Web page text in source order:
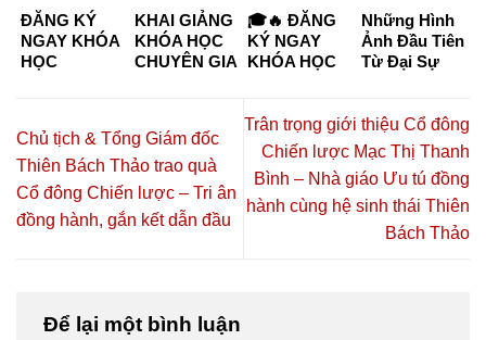
ĐĂNG KÝ
NGAY KHÓA
HỌC
K6 & K7
KHAI GIẢNG
KHÓA HỌC
CHUYÊN GIA
SỨC KHỎE
CHỦ ĐỘNG
2026 TẠI TP.
HỒ CHÍ
MINH – CƠ
NGHIỆP
🎓🔥 ĐĂNG
KÝ NGAY
KHÓA HỌC
SINH –
CHĂM SÓC
SỨC KHỎE
CHỦ ĐỘNG
2026 🔥🎓
Những Hình
Ảnh Đầu Tiên
Từ Đại Sự
– Đồng Hành
Thịnh
Vượng”
Chủ tịch & Tổng Giám đốc
Thiên Bách Thảo trao quà
Cổ đông Chiến lược – Tri ân
đồng hành, gắn kết dẫn đầu
Trân trọng giới thiệu Cổ đông
Chiến lược Mạc Thị Thanh
Bình – Nhà giáo Ưu tú đồng
hành cùng hệ sinh thái Thiên
Bách Thảo
Để lại một bình luận